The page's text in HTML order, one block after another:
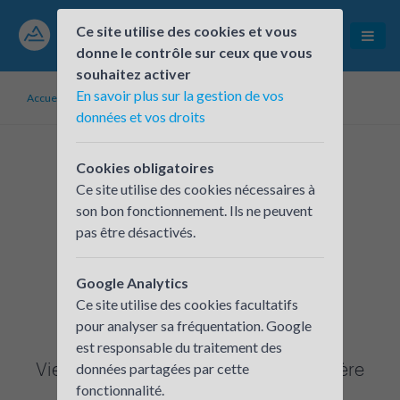
Accueil PDIE/Groupements ARIANE PEPINIERE
ARIANE PEPINIERE
Vienne Condrieu Agglomération et Isère
Ce site utilise des cookies et vous
donne le contrôle sur ceux que vous
souhaitez activer
En savoir plus sur la gestion de vos
données et vos droits
Cookies obligatoires
Ce site utilise des cookies nécessaires à
son bon fonctionnement. Ils ne peuvent
pas être désactivés.
Google Analytics
Ce site utilise des cookies facultatifs
pour analyser sa fréquentation. Google
est responsable du traitement des
données partagées par cette
fonctionnalité.